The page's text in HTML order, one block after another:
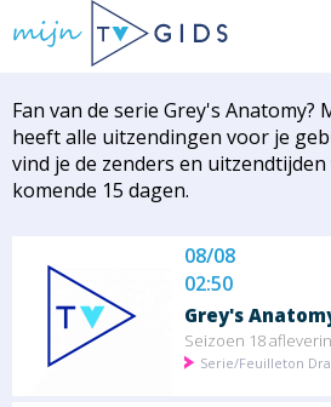
Fan van de serie Grey's Anatomy?
heeft alle uitzendingen voor je
vind je de zenders en
komende 15 dagen.
08/08
02:50
Grey's
Seizoen 18
Serie/Feuilleton